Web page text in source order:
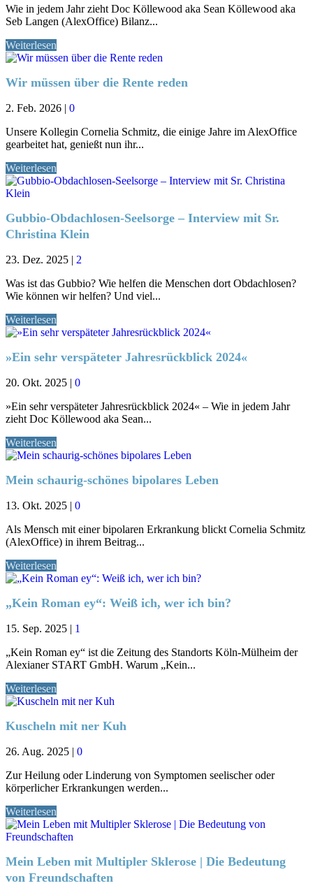
Wie in jedem Jahr zieht Doc Köllewood aka Sean Köllewood aka
Seb Langen (AlexOffice) Bilanz...
Weiterlesen
Wir müssen über die Rente reden
2. Feb. 2026 | 0
Unsere Kollegin Cornelia Schmitz, die einige Jahre im AlexOffice
gearbeitet hat, genießt nun ihr...
Weiterlesen
Gubbio-Obdachlosen-Seelsorge – Interview mit Sr.
Christina Klein
23. Dez. 2025 | 2
Was ist das Gubbio? Wie helfen die Menschen dort Obdachlosen?
Wie können wir helfen? Und viel...
Weiterlesen
»Ein sehr verspäteter Jahresrückblick 2024«
20. Okt. 2025 | 0
»Ein sehr verspäteter Jahresrückblick 2024« – Wie in jedem Jahr
zieht Doc Köllewood aka Sean...
Weiterlesen
Mein schaurig-schönes bipolares Leben
13. Okt. 2025 | 0
Als Mensch mit einer bipolaren Erkrankung blickt Cornelia Schmitz
(AlexOffice) in ihrem Beitrag...
Weiterlesen
„Kein Roman ey“: Weiß ich, wer ich bin?
15. Sep. 2025 | 1
„Kein Roman ey“ ist die Zeitung des Standorts Köln-Mülheim der
Alexianer START GmbH. Warum „Kein...
Weiterlesen
Kuscheln mit ner Kuh
26. Aug. 2025 | 0
Zur Heilung oder Linderung von Symptomen seelischer oder
körperlicher Erkrankungen werden...
Weiterlesen
Mein Leben mit Multipler Sklerose | Die Bedeutung
von Freundschaften